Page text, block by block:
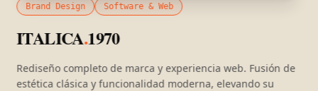
Brand Design Software & Web
ITALICA.1970
Rediseño completo de marca y experiencia web. Fusión de
estética clásica y funcionalidad moderna, elevando su